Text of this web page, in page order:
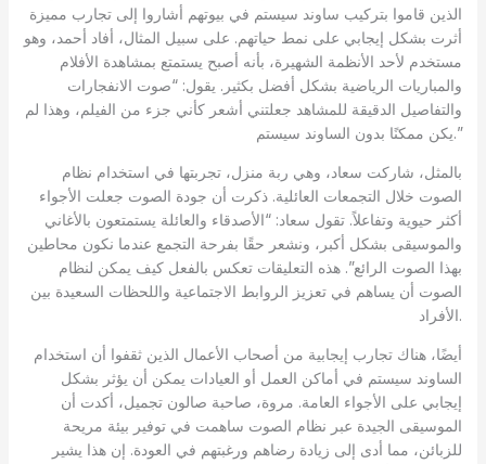
الذين قاموا بتركيب ساوند سيستم في بيوتهم أشاروا إلى تجارب مميزة
أثرت بشكل إيجابي على نمط حياتهم. على سبيل المثال، أفاد أحمد، وهو
مستخدم لأحد الأنظمة الشهيرة، بأنه أصبح يستمتع بمشاهدة الأفلام
والمباريات الرياضية بشكل أفضل بكثير. يقول: “صوت الانفجارات
والتفاصيل الدقيقة للمشاهد جعلتني أشعر كأني جزء من الفيلم، وهذا لم
يكن ممكنًا بدون الساوند سيستم.”
بالمثل، شاركت سعاد، وهي ربة منزل، تجربتها في استخدام نظام
الصوت خلال التجمعات العائلية. ذكرت أن جودة الصوت جعلت الأجواء
أكثر حيوية وتفاعلاً. تقول سعاد: “الأصدقاء والعائلة يستمتعون بالأغاني
والموسيقى بشكل أكبر، ونشعر حقًا بفرحة التجمع عندما نكون محاطين
بهذا الصوت الرائع”. هذه التعليقات تعكس بالفعل كيف يمكن لنظام
الصوت أن يساهم في تعزيز الروابط الاجتماعية واللحظات السعيدة بين
الأفراد.
أيضًا، هناك تجارب إيجابية من أصحاب الأعمال الذين ثقفوا أن استخدام
الساوند سيستم في أماكن العمل أو العيادات يمكن أن يؤثر بشكل
إيجابي على الأجواء العامة. مروة، صاحبة صالون تجميل، أكدت أن
الموسيقى الجيدة عبر نظام الصوت ساهمت في توفير بيئة مريحة
للزبائن، مما أدى إلى زيادة رضاهم ورغبتهم في العودة. إن هذا يشير